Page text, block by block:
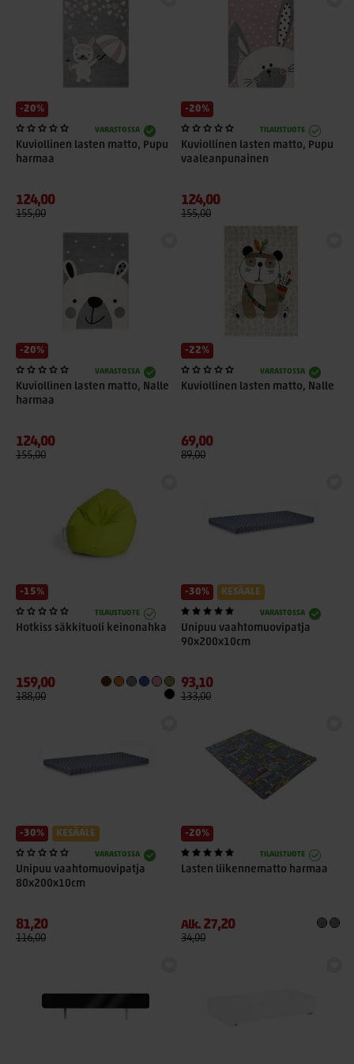
-20%
VARASTOSSA
Kuviollinen lasten matto, Pupu
harmaa
124,00
155,00
-20%
TILAUSTUOTE
Kuviollinen lasten matto, Pupu
vaaleanpunainen
124,00
155,00
-20%
VARASTOSSA
Kuviollinen lasten matto, Nalle
harmaa
124,00
155,00
-22%
VARASTOSSA
Kuviollinen lasten matto, Nalle
69,00
89,00
-15%
TILAUSTUOTE
Hotkiss säkkituoli keinonahka
159,00
188,00
-30% KESÄALE
VARASTOSSA
Unipuu vaahtomuovipatja
90x200x10cm
93,10
133,00
-30% KESÄALE
VARASTOSSA
Unipuu vaahtomuovipatja
80x200x10cm
81,20
116,00
-20%
TILAUSTUOTE
Lasten liikennematto harmaa
Alk. 27,20
34,00